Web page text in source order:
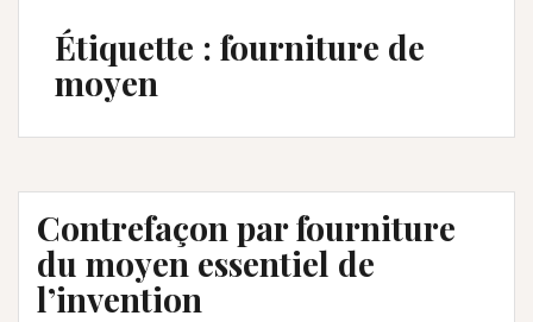
Étiquette : fourniture de
moyen
Contrefaçon par fourniture
du moyen essentiel de
l’invention